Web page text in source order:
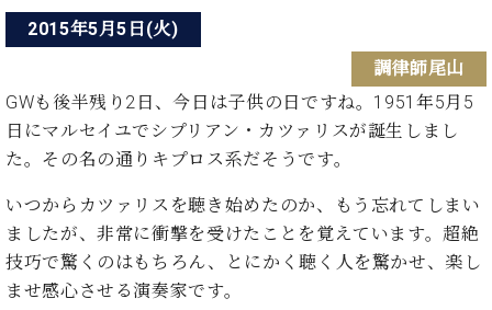
シ
ュ
イ
ン
ン
ー
ト /
C.
ベ
展
ピ
技
ュ
タ
の
グ
ラ
ド
ピ
ア
ノ
を
ベ
の
名
ヒ
シ
ュ
イ
ン
ブ
ガ
会
録
ご
案
各
店
舗
タ
で、
演
た
い！
び
た
報
用
報
ベ
シ
ュ
タ
2015年5月5日(火)
調律師尾山
GWも後半残り2日、今日は子供の日ですね。1951年5月5
日にマルセイユでシプリアン・カツァリスが誕生しまし
た。その名の通りキプロス系だそうです。
いつからカツァリスを聴き始めたのか、もう忘れてしまい
ましたが、非常に衝撃を受けたことを覚えています。超絶
技巧で驚くのはもちろん、とにかく聴く人を驚かせ、楽し
ませ感心させる演奏家です。
ゲ
シ
ョ